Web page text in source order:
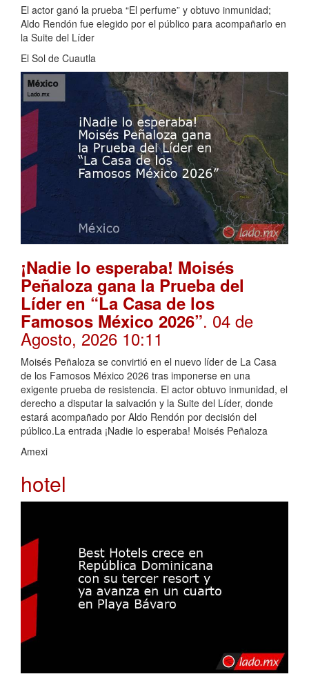
El actor ganó la prueba “El perfume” y obtuvo inmunidad;
Aldo Rendón fue elegido por el público para acompañarlo en
la Suite del Líder
El Sol de Cuautla
¡Nadie lo esperaba! Moisés
Peñaloza gana la Prueba del
Líder en “La Casa de los
Famosos México 2026”. 04 de
Agosto, 2026 10:11
Moisés Peñaloza se convirtió en el nuevo líder de La Casa
de los Famosos México 2026 tras imponerse en una
exigente prueba de resistencia. El actor obtuvo inmunidad, el
derecho a disputar la salvación y la Suite del Líder, donde
estará acompañado por Aldo Rendón por decisión del
público.La entrada ¡Nadie lo esperaba! Moisés Peñaloza
Amexi
hotel